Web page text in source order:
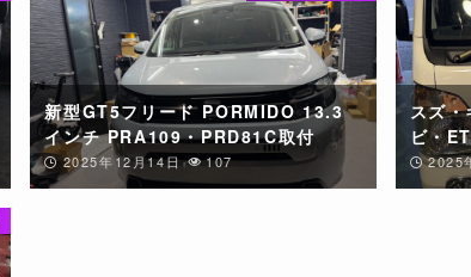
新型GT5フリード PORMIDO 13.3
インチ PRA109・PRD81C取付
2025年12月14日 107
スズ
ビ・
2025